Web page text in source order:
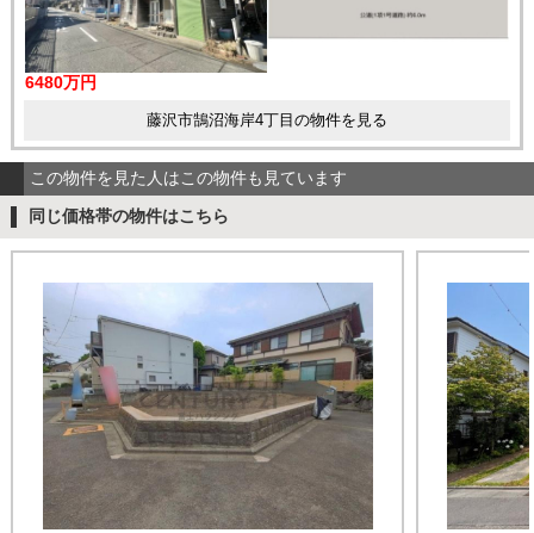
6480万円
藤沢市鵠沼海岸4丁目の物件を見る
この物件を見た人はこの物件も見ています
同じ価格帯の物件はこちら